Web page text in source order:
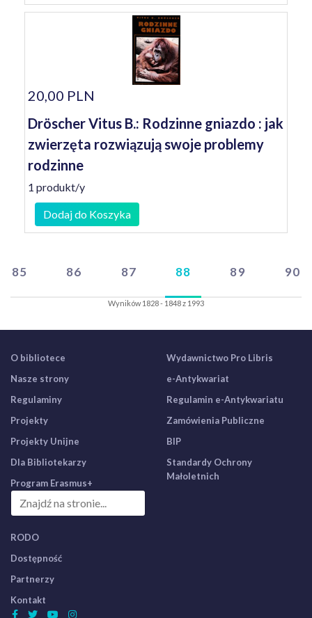
20,00 PLN
Dröscher Vitus B.: Rodzinne gniazdo : jak
zwierzęta rozwiązują swoje problemy
rodzinne
1 produkt/y
Dodaj do Koszyka
85 86 87 88 89 90
Wyników 1828 - 1848 z 1993
O bibliotece
Nasze strony
Regulaminy
Projekty
Projekty Unijne
Dla Bibliotekarzy
Program Erasmus+
Wydawnictwo Pro Libris
e-Antykwariat
Regulamin e-Antykwariatu
Zamówienia Publiczne
BIP
Standardy Ochrony
Małoletnich
RODO
Dostępność
Partnerzy
Kontakt